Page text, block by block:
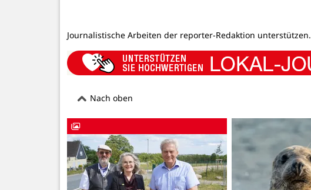
Journalistische Arbeiten der reporter-Redaktion unterstützen.
Nach oben